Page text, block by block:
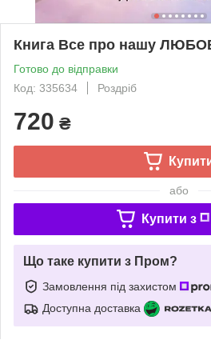
Книга Все про нашу
Готово до відправки
Код: 335634
Роздріб
720 ₴
або
Купити з
Що таке купити з Пром?
Замовлення під захистом
Доступна доставка